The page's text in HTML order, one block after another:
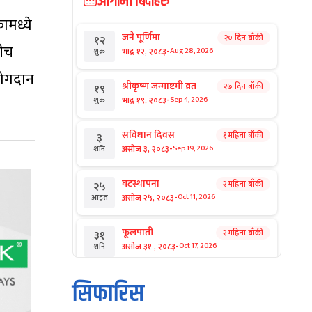
१२
शुक्र
जनै पूर्णिमा
भाद्र १२, २०८३-Aug 28, 2026
२० दिन बाँकी
१९
शुक्र
श्रीकृष्ण जन्माष्टमी व्रत
भाद्र १९, २०८३-Sep 4, 2026
२७ दिन बाँकी
३
शनि
संविधान दिवस
असोज ३, २०८३-Sep 19, 2026
१ महिना बाँकी
२५
आइत
घटस्थापना
असोज २५, २०८३-Oct 11, 2026
२ महिना बाँकी
३१
शनि
फूलपाती
असोज ३१ , २०८३-Oct 17, 2026
२ महिना बाँकी
१
आइत
कार्तिक सङ्क्रान्ति
कार्तिक १, २०८३
सिफारिस